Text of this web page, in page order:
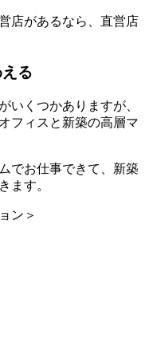
店があるなら、直営店
る
いくつかありますが、
フィスと新築の高層マ
でお仕事できて、新築
ます。
ン＞